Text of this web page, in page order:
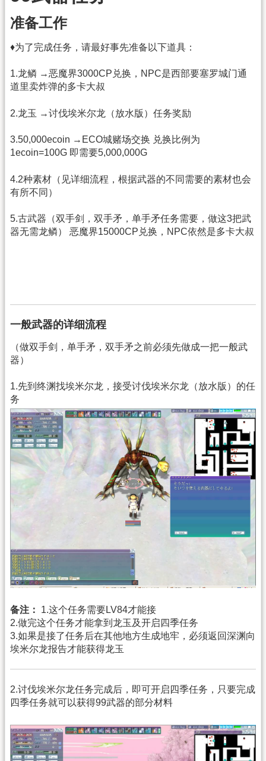
准备工作
♦为了完成任务，请最好事先准备以下道具：
1.龙鳞 →恶魔界3000CP兑换，NPC是西部要塞罗城门通
道里卖炸弹的多卡大叔
2.龙玉 →讨伐埃米尔龙（放水版）任务奖励
3.50,000ecoin →ECO城赌场交换 兑换比例为
1ecoin=100G 即需要5,000,000G
4.2种素材（见详细流程，根据武器的不同需要的素材也会
有所不同）
5.古武器（双手剑，双手矛，单手矛任务需要，做这3把武
器无需龙鳞） 恶魔界15000CP兑换，NPC依然是多卡大叔
一般武器的详细流程
（做双手剑，单手矛，双手矛之前必须先做成一把一般武
器）
1.先到终渊找埃米尔龙，接受讨伐埃米尔龙（放水版）的任
务
备注：
1.这个任务需要LV84才能接
2.做完这个任务才能拿到龙玉及开启四季任务
3.如果是接了任务后在其他地方生成地牢，必须返回深渊向
埃米尔龙报告才能获得龙玉
2.讨伐埃米尔龙任务完成后，即可开启四季任务，只要完成
四季任务就可以获得99武器的部分材料